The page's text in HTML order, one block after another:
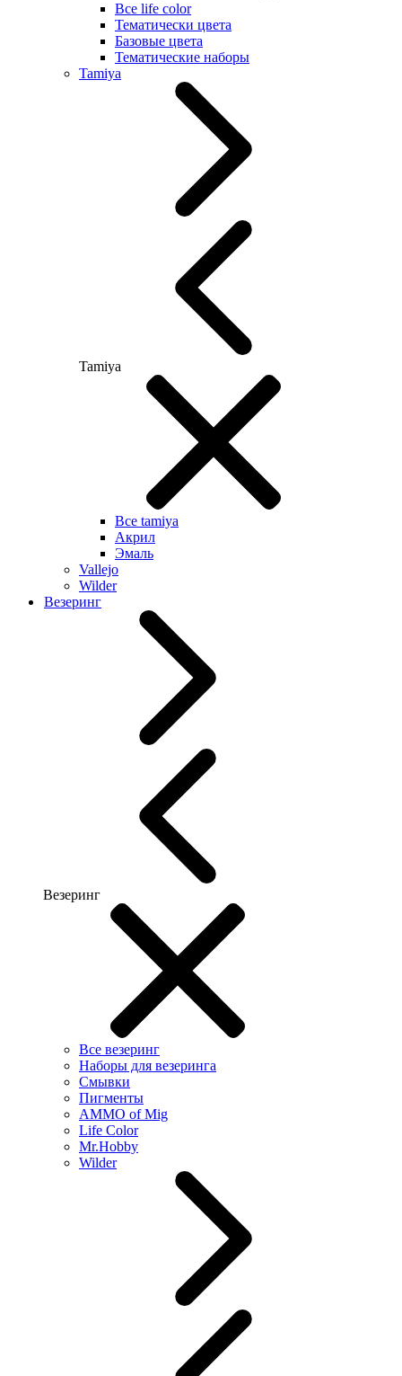
Все life color
Тематически цвета
Базовые цвета
Тематические наборы
Tamiya
Tamiya
Все tamiya
Акрил
Эмаль
Vallejo
Wilder
Везеринг
Везеринг
Все везеринг
Наборы для везеринга
Смывки
Пигменты
AMMO of Mig
Life Color
Mr.Hobby
Wilder